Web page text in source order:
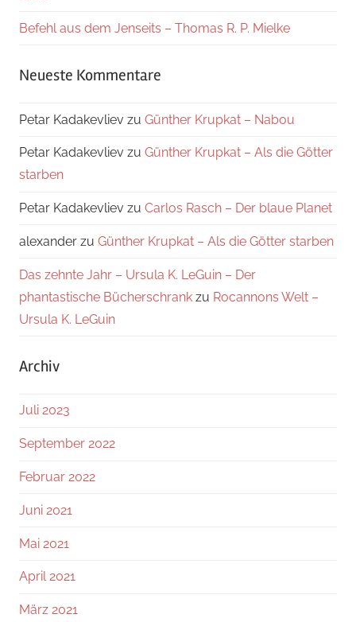
Befehl aus dem Jenseits – Thomas R. P. Mielke
Neueste Kommentare
Petar Kadakevliev zu Günther Krupkat – Nabou
Petar Kadakevliev zu Günther Krupkat – Als die Götter
starben
Petar Kadakevliev zu Carlos Rasch – Der blaue Planet
alexander zu Günther Krupkat – Als die Götter starben
Das zehnte Jahr – Ursula K. LeGuin – Der
phantastische Bücherschrank zu Rocannons Welt –
Ursula K. LeGuin
Archiv
Juli 2023
September 2022
Februar 2022
Juni 2021
Mai 2021
April 2021
März 2021